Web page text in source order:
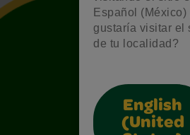
Español (México)
gustaría visitar el
de tu localidad?
English
(United